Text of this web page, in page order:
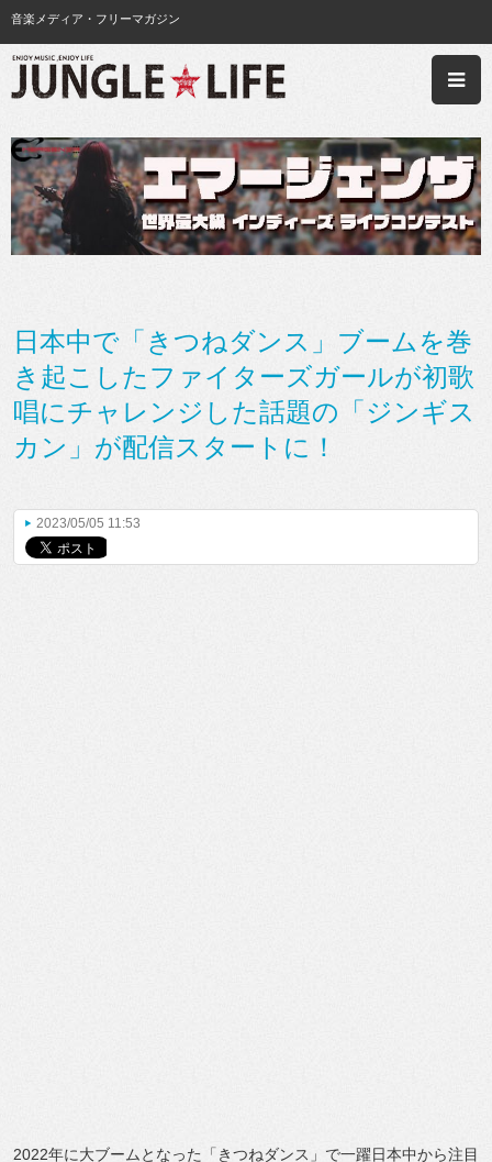
音楽メディア・フリーマガジン
日本中で「きつねダンス」ブームを巻
き起こしたファイターズガールが初歌
唱にチャレンジした話題の「ジンギス
カン」が配信スタートに！
2023/05/05 11:53
2022年に大ブームとなった「きつねダンス」 で一躍日本中から注目